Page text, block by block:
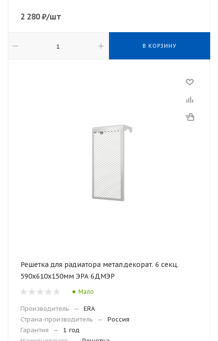
2 280₽/шт
В КОРЗИНУ
Решетка для радиатора метал.декорат. 6 секц.
590х610х150мм ЭРА 6ДМЭР
Мало
Производитель —
ERA
Страна-производитель
—
Россия
Гарантия
—
1 год